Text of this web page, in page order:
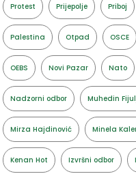
Protest Prijepolje Priboj
Palestina Otpad OSCE
OEBS Novi Pazar Nato
Nadzorni odbor Muhedin
Mirza Hajdinović Minela
Kenan Hot Izvršni odbor